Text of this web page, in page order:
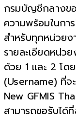
กรมบัญชีกลางขอ
ความพร้อมในกา
สำหรับทุกหน่วย
รายละเอียดหน่ว
ด้วย 1 และ 2 โด
(Username) ที่จ
New GFMIS
สามารถขอรับได้